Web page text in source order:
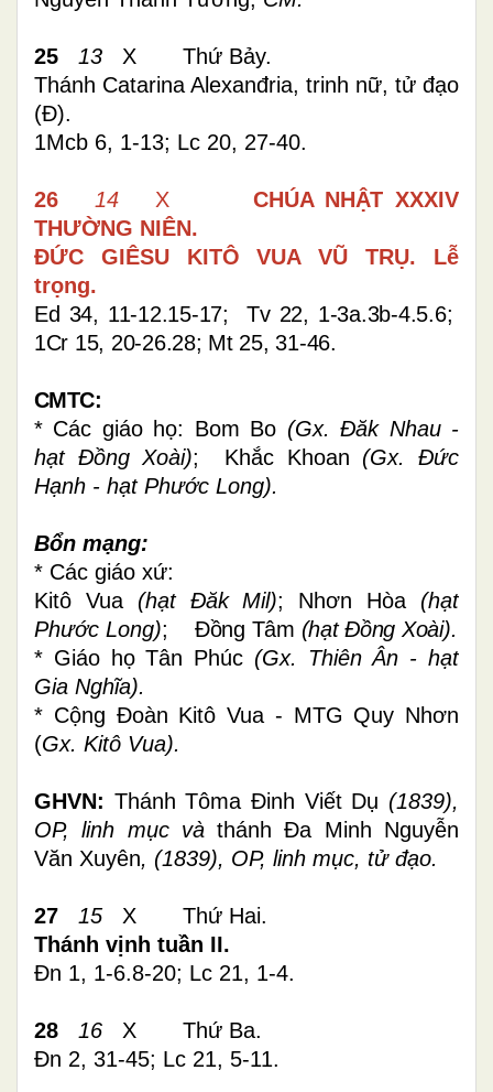
25 13 X Thứ Bảy.
Thánh Catarina Alexanđria, trinh nữ, tử đạo
(Đ).
1Mcb 6, 1-13; Lc 20, 27-40.
26 14XCHÚA NHẬT XXXIV
THƯỜNG NIÊN.
ĐỨC GIÊSU KITÔ VUA VŨ TRỤ. Lễ
trọng.
Ed 34, 11-12.15-17; Tv 22, 1-3a.3b-4.5.6;
1Cr 15, 20-26.28; Mt 25, 31-46.
CMTC:
* Các giáo họ: Bom Bo (Gx. Đăk Nhau -
hạt Đồng Xoài); Khắc Khoan (Gx. Đức
Hạnh - hạt Phước Long).
Bổn mạng:
* Các giáo xứ:
Kitô Vua (hạt Đăk Mil); Nhơn Hòa (hạt
Phước Long); Đồng Tâm (hạt Đồng Xoài).
* Giáo họ Tân Phúc (Gx. Thiên Ân - hạt
Gia Nghĩa).
* Cộng Đoàn Kitô Vua - MTG Quy Nhơn
(Gx. Kitô Vua).
GHVN: Thánh Tôma Đinh Viết Dụ (1839),
OP, linh mục vàthánh Đa Minh Nguyễn
Văn Xuyên, (1839), OP, linh mục, tử đạo.
27 15 X Thứ Hai.
Thánh vịnh tuần II.
Đn 1, 1-6.8-20; Lc 21, 1-4.
28 16 X Thứ Ba.
Đn 2, 31-45; Lc 21, 5-11.